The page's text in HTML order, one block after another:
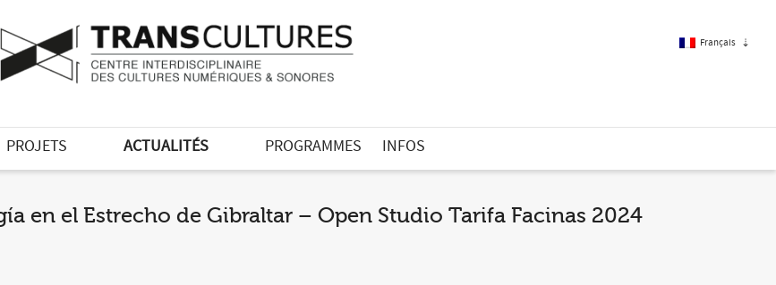
Français
PROJETS ACTUALITÉS PROGRAMMES INFOS
en el Estrecho de Gibraltar – Open Studio Tarifa Facinas 2024